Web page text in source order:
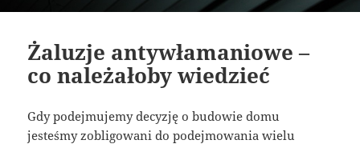
Żaluzje antywłamaniowe –
co należałoby wiedzieć
Gdy podejmujemy decyzję o budowie domu
jesteśmy zobligowani do podejmowania wielu